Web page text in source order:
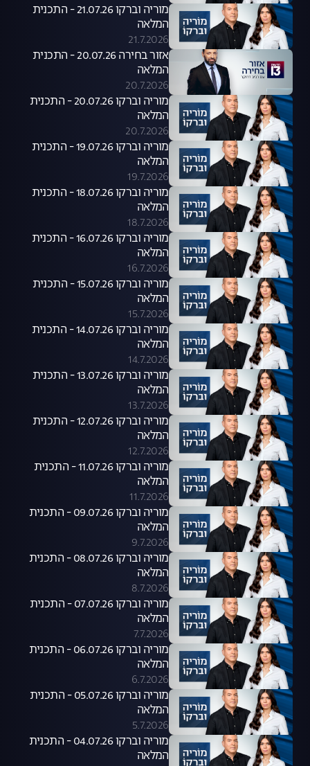
מוריה וברקו 21.07.26 - התכנית
המלאה
21.7.2026
אזור בחירה 20.07.26 - התכנית
המלאה
20.7.2026
מוריה וברקו 20.07.26 - התכנית
המלאה
20.7.2026
מוריה וברקו 19.07.26 - התכנית
המלאה
19.7.2026
מוריה וברקו 18.07.26 - התכנית
המלאה
18.7.2026
מוריה וברקו 16.07.26 - התכנית
המלאה
16.7.2026
מוריה וברקו 15.07.26 - התכנית
המלאה
15.7.2026
מוריה וברקו 14.07.26 - התכנית
המלאה
14.7.2026
מוריה וברקו 13.07.26 - התכנית
המלאה
13.7.2026
מוריה וברקו 12.07.26 - התכנית
המלאה
12.7.2026
מוריה וברקו 11.07.26 - התכנית
המלאה
11.7.2026
מוריה וברקו 09.07.26 - התכנית
המלאה
9.7.2026
מוריה וברקו 08.07.26 - התכנית
המלאה
8.7.2026
מוריה וברקו 07.07.26 - התכנית
המלאה
7.7.2026
מוריה וברקו 06.07.26 - התכנית
המלאה
6.7.2026
מוריה וברקו 05.07.26 - התכנית
המלאה
5.7.2026
מוריה וברקו 04.07.26 - התכנית
המלאה